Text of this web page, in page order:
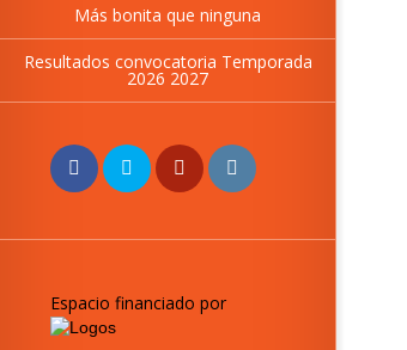
Más bonita que ninguna
Resultados convocatoria Temporada
2026 2027
Espacio financiado por